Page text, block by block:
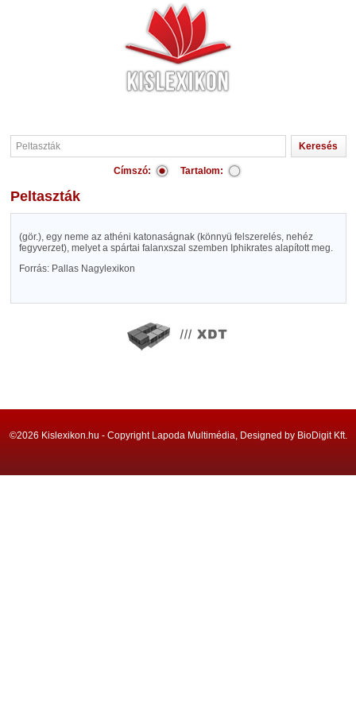
Címszó: Tartalom:
Peltaszták
(gör.), egy neme az athéni katonaságnak (könnyü felszerelés, nehéz
fegyverzet), melyet a spártai falanxszal szemben Iphikrates alapított meg.
Forrás: Pallas Nagylexikon
©2026 Kislexikon.hu - Copyright Lapoda Multimédia, Designed by BioDigit Kft.